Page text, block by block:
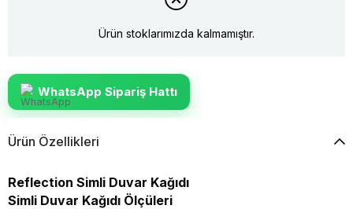
Ürün stoklarımızda kalmamıştır.
WhatsApp Sipariş Hattı
Ürün Özellikleri
Reflection Simli Duvar Kağıdı
Simli Duvar Kağıdı Ölçüleri